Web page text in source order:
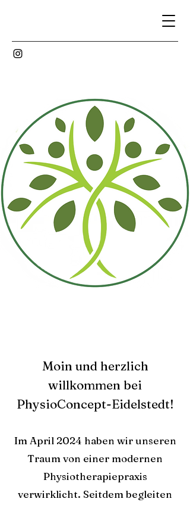
Moin und herzlich
willkommen bei
PhysioConcept-Eidelstedt!
Im April 2024 haben wir unseren
Traum von einer modernen
Physiotherapiepraxis
verwirklicht. Seitdem begleiten